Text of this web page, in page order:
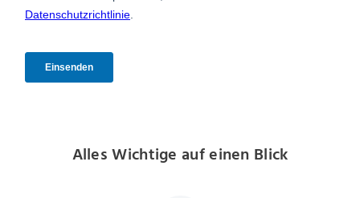
Alles Wichtige auf einen Blick